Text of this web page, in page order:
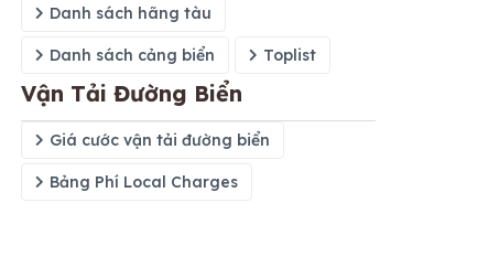
Danh sách hãng tàu
Danh sách cảng biển Toplist
Vận Tải Đường Biển
Giá cước vận tải đường biển
Bảng Phí Local Charges